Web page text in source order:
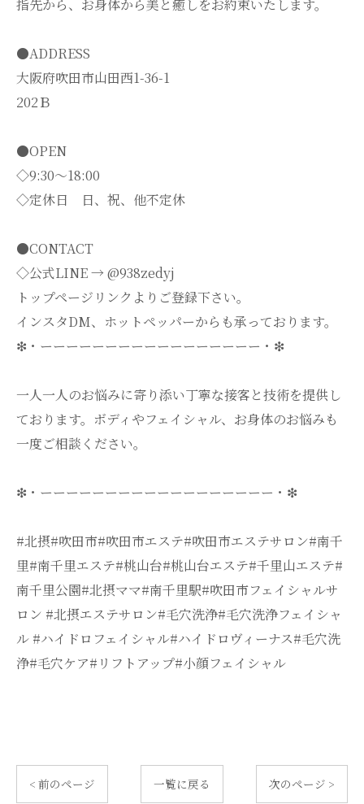
指先から、お身体から美と癒しをお約束いたします。
●ADDRESS
大阪府吹田市山田西1-36-1
202Ｂ
●OPEN
◇9:30～18:00
◇定休日 日、祝、他不定休
●CONTACT
◇公式LINE → @938zedyj
トップページリンクよりご登録下さい。
インスタDM、ホットペッパーからも承っております。
❇・ーーーーーーーーーーーーーーーーー・❇
一人一人のお悩みに寄り添い丁寧な接客と技術を提供し
ております。ボディやフェイシャル、お身体のお悩みも
一度ご相談ください。
❇・ーーーーーーーーーーーーーーーーーー・❇
#北摂#吹田市#吹田市エステ#吹田市エステサロン#南千
里#南千里エステ#桃山台#桃山台エステ#千里山エステ#
南千里公園#北摂ママ#南千里駅#吹田市フェイシャルサ
ロン #北摂エステサロン#毛穴洗浄#毛穴洗浄フェイシャ
ル #ハイドロフェイシャル#ハイドロヴィーナス#毛穴洗
浄#毛穴ケア#リフトアップ#小顔フェイシャル
< 前のページ 一覧に戻る 次のページ >